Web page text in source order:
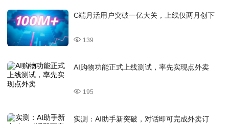
C端月活用户突破一亿大关，上线仅两月创下
139
AI购物功能正式上线测试，率先实现点外卖
195
实测：AI助手新突破，对话即可完成外卖订